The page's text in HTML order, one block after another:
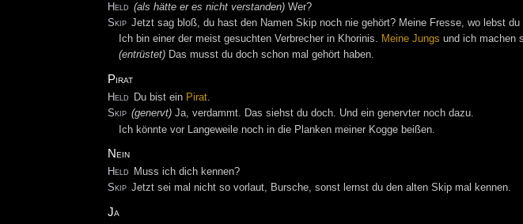
Held (als hätte er es nicht verstanden) Wer?
Skip Jetzt sag bloß, du hast den Namen Skip noch nie gehört? Meine Fresse, wo lebst du
Ich bin einer der meist gesuchten Verbrecher in Khorinis. Meine Jungs und ich machen
(entrüstet)Das musst du doch schon mal gehört haben.
Pirat
Held Du bist ein Pirat.
Skip (genervt) Ja, verdammt. Das siehst du doch. Und ein genervter noch dazu.
Ich könnte vor Langeweile noch in die Planken meiner Kogge beißen.
Nein
Held
Muss ich dich kennen?
Skip Jetzt sei mal nicht so vorlaut, Bursche, sonst lernst du den alten Skip mal kennen.
Ja